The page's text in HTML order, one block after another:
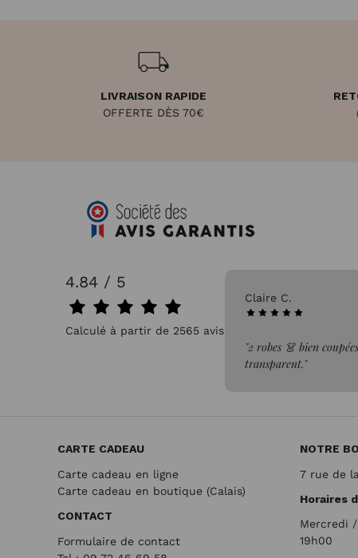
LIVRAISON RAPIDE
OFFERTE DÈS 70€
4.84 / 5
Calculé à partir de 2565 avis.
31/07/2026 Claire C.
"2 robes 👗 bien
transparent."
CARTE CADEAU
Carte cadeau en ligne
Carte cadeau en boutique (Calais)
CONTACT
Formulaire de contact
NOTRE
7 rue de
Horaires
Mercredi
19h00